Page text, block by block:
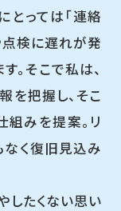
とっては「連絡
検に遅れが発
。そこで私は、
を把握し、そこ
みを提案。リ
なく復旧見込み
したくない思い